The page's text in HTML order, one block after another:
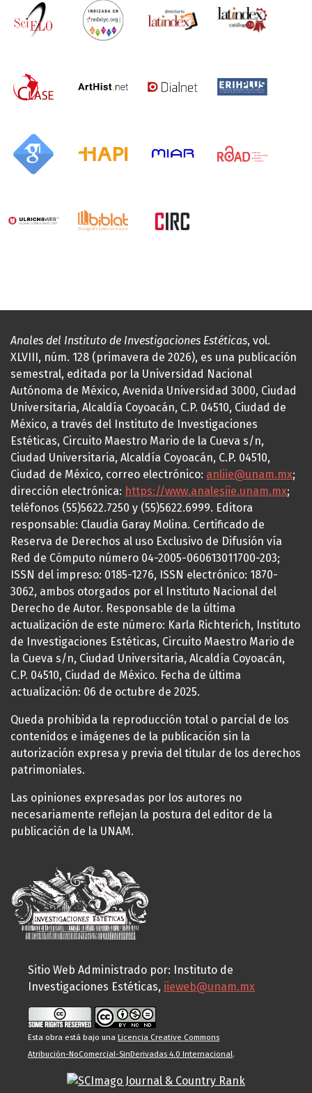
Anales del Instituto de Investigaciones Estéticas, vol.
XLVIII, núm. 128 (primavera de 2026), es una publicación
semestral, editada por la Universidad Nacional
Autónoma de México, Avenida Universidad 3000, Ciudad
Universitaria, Alcaldía Coyoacán, C.P. 04510, Ciudad de
México, a través del Instituto de Investigaciones
Estéticas, Circuito Maestro Mario de la Cueva s/n,
Ciudad Universitaria, Alcaldía Coyoacán, C.P. 04510,
Ciudad de México, correo electrónico: anliie@unam.mx;
dirección electrónica: https://www.analesiie.unam.mx;
teléfonos (55)5622.7250 y (55)5622.6999. Editora
responsable: Claudia Garay Molina. Certificado de
Reserva de Derechos al uso Exclusivo de Difusión vía
Red de Cómputo número 04-2005-060613011700-203;
ISSN del impreso: 0185-1276, ISSN electrónico: 1870-
3062, ambos otorgados por el Instituto Nacional del
Derecho de Autor. Responsable de la última
actualización de este número: Karla Richterich, Instituto
de Investigaciones Estéticas, Circuito Maestro Mario de
la Cueva s/n, Ciudad Universitaria, Alcaldía Coyoacán,
C.P. 04510, Ciudad de México. Fecha de última
actualización: 06 de octubre de 2025.
Queda prohibida la reproducción total o parcial de los
contenidos e imágenes de la publicación sin la
autorización expresa y previa del titular de los derechos
patrimoniales.
Las opiniones expresadas por los autores no
necesariamente reflejan la postura del editor de la
publicación de la UNAM.
Sitio Web Administrado por: Instituto de
Investigaciones Estéticas, iieweb@unam.mx
Esta obra está bajo una Licencia Creative Commons
Atribución-NoComercial-SinDerivadas 4.0 Internacional.